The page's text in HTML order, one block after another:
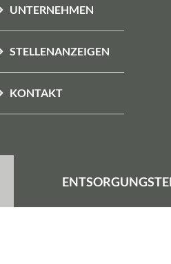
UNTERNEHMEN
STELLENANZEIGEN
KONTAKT
ENTSORGUNGS